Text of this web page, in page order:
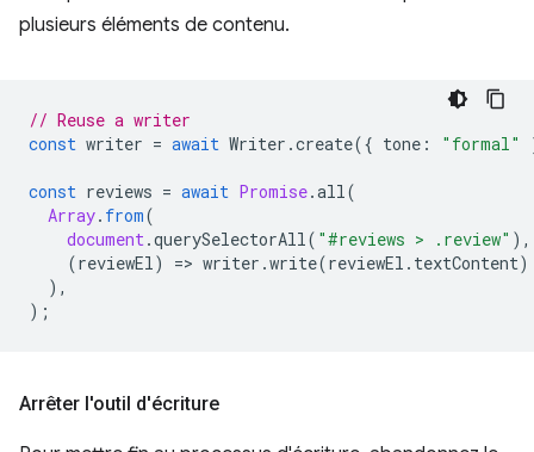
plusieurs éléments de contenu.
// Reuse a writer
const writer = await Writer .create({ tone : "formal"
const reviews = await Promise.all(
Array. from(
document.querySelectorAll( "#reviews > .review" ),
(reviewEl) => writer .write(reviewEl . textContent)
),
);
Arrêter l'outil d'écriture